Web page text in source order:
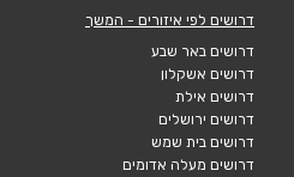
דרושים לפי איזורים - המשך
דרושים באר שבע
דרושים אשקלון
דרושים אילת
דרושים ירושלים
דרושים בית שמש
דרושים מעלה אדומים